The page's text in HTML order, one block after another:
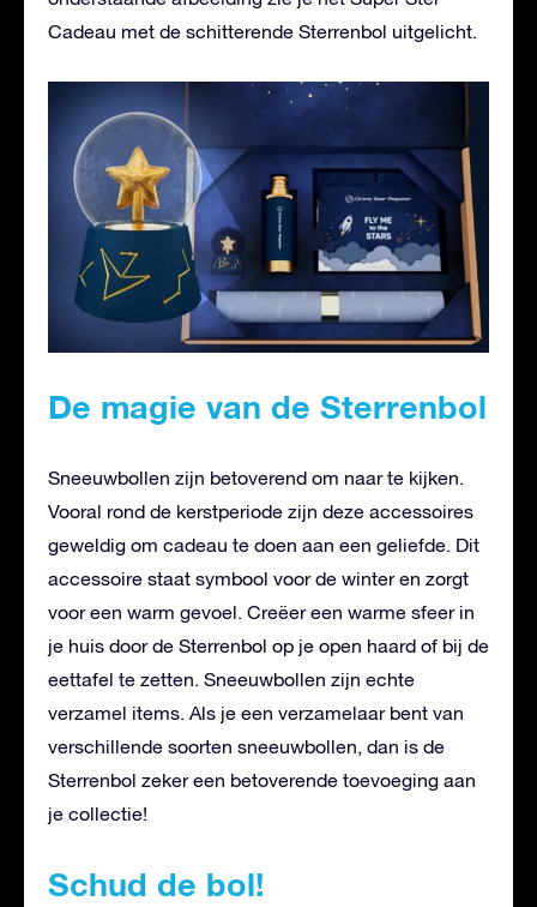
Cadeau met de schitterende Sterrenbol uitgelicht.
De magie van de Sterrenbol
Sneeuwbollen zijn betoverend om naar te kijken.
Vooral rond de kerstperiode zijn deze accessoires
geweldig om cadeau te doen aan een geliefde. Dit
accessoire staat symbool voor de winter en zorgt
voor een warm gevoel. Creëer een warme sfeer in
je huis door de Sterrenbol op je open haard of bij de
eettafel te zetten. Sneeuwbollen zijn echte
verzamel items. Als je een verzamelaar bent van
verschillende soorten sneeuwbollen, dan is de
Sterrenbol zeker een betoverende toevoeging aan
je collectie!
Schud de bol!